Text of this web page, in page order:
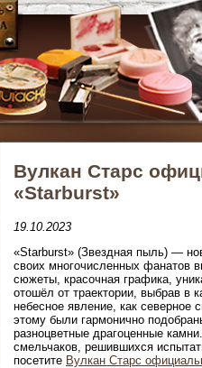
Вулкан Старс
«Starburst»
19.10.2023
«Starburst» (Звездная пыль) —
своих многочисленных фанатов
сюжеты, красочная графика,
отошёл от траектории, выбрав в
небесное явление, как северное
этому были гармонично
разноцветные драгоценные
смельчаков, решившихся
посетите Вулкан Старс